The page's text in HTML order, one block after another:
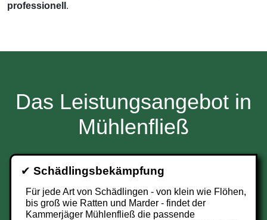
professionell .
Das Leistungsangebot in
Mühlenfließ
✔ Schädlingsbekämpfung
Für jede Art von Schädlingen - von klein wie Flöhen,
bis groß wie Ratten und Marder - findet der
Kammerjäger Mühlenfließ die passende